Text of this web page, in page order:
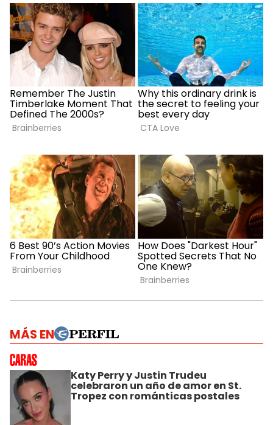
MÁS EN
Katy Perry y Justin Trudeu
celebraron un año de amor en St.
Tropez con románticas postales